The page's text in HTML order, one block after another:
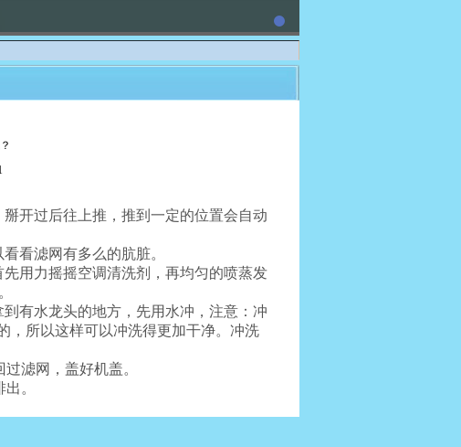
开过后往上推，推到一定的位置会自动
看滤网有多么的肮脏。
用力摇摇空调清洗剂，再均匀的喷蒸发
有水龙头的地方，先用水冲，注意：冲
，所以这样可以冲洗得更加干净。冲洗
滤网，盖好机盖。
。